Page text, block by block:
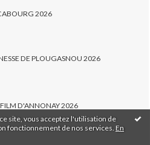
site, vous acceptez l'utilisation de
fonctionnement de nos services. En
2026
DE PLOUGASNOU 2026
FILM D'ANNONAY 2026